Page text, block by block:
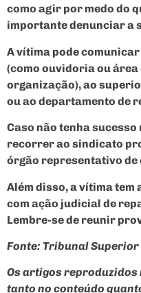
como agir por medo do
importante denunciar a
A vítima pode
(como ouvidoria ou área
organização), ao
ou ao departamento de
Caso não tenha
recorrer ao sindicato
órgão representativo de
Além disso, a vítima
com ação judicial de
Lembre-se de reunir
Fonte: Tribunal
Os artigos reproduzidos
tanto no conteúdo